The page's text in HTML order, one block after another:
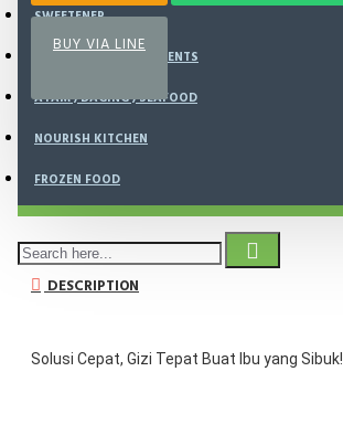
SWEETENER
VITAMINS & SUPPLEMENTS
AYAM , DAGING , SEAFOOD
NOURISH KITCHEN
FROZEN FOOD
BUY VIA LINE
SHIPPING AVAILABLE
DESCRIPTION
Solusi Cepat, Gizi Tepat Buat Ibu yang Sibuk!